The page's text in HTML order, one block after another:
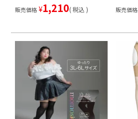
販売価格 ¥1,210 税込 販売価格